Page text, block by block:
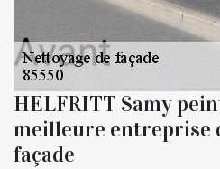
HELFRITT Samy
meilleure entreprise
façade